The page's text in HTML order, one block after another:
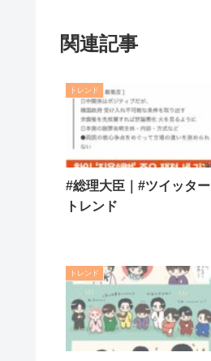
関連記事
トレンド
#総理大臣｜#ツイッター
トレンド
トレンド